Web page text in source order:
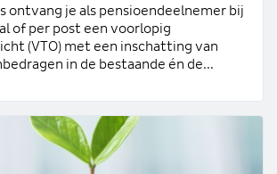
ontvang je als pensioendeelnemer bij
of per post een voorlopig
(VTO) met een inschatting van
in de bestaande én de...